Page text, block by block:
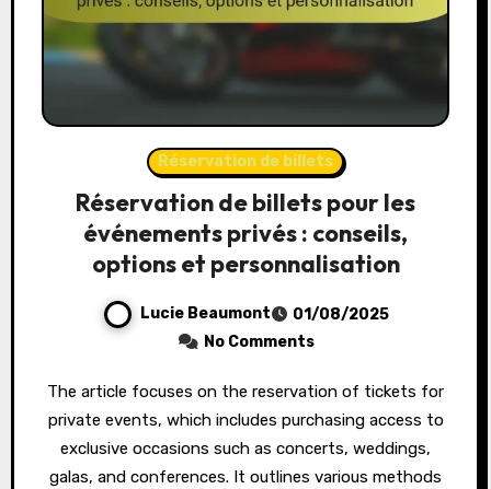
Réservation de billets
Réservation de billets pour les
événements privés : conseils,
options et personnalisation
Lucie Beaumont
01/08/2025
No Comments
The article focuses on the reservation of tickets for
private events, which includes purchasing access to
exclusive occasions such as concerts, weddings,
galas, and conferences. It outlines various methods